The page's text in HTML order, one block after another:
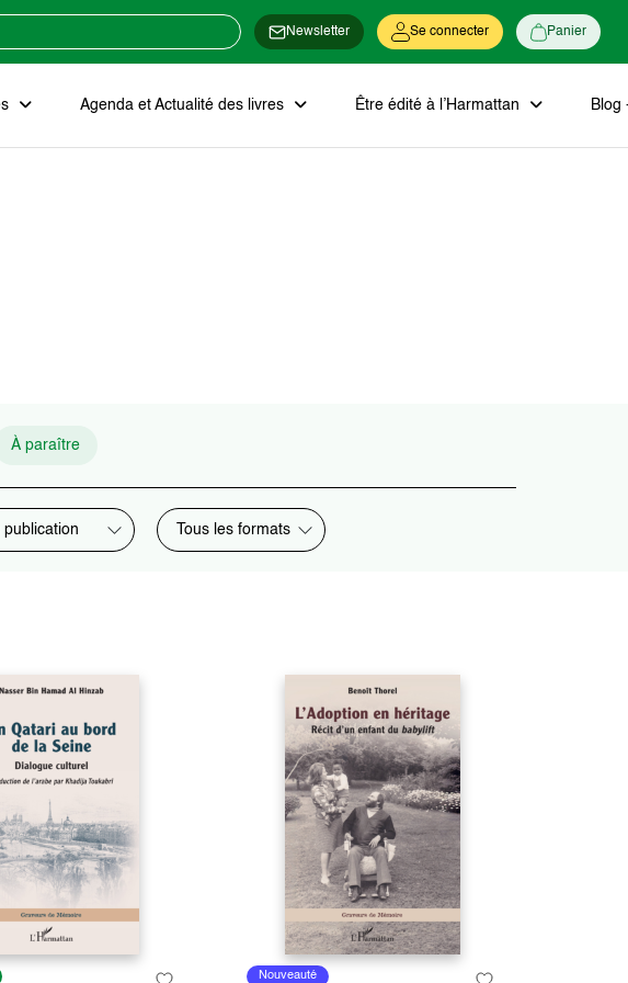
Newsletter Se connecter Panier
Agenda et Actualité des livres Être édité à l’Harmattan Blog
À paraître
publication Tous les formats
Nouveauté